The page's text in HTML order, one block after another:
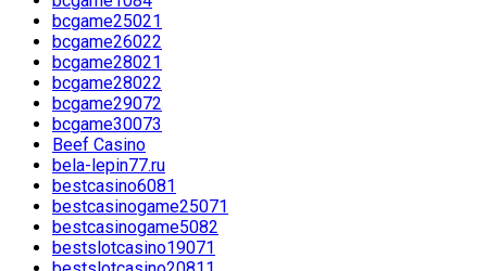
bcgame25021
bcgame26022
bcgame28021
bcgame28022
bcgame29072
bcgame30073
Beef Casino
bela-lepin77.ru
bestcasino6081
bestcasinogame25071
bestcasinogame5082
bestslotcasino19071